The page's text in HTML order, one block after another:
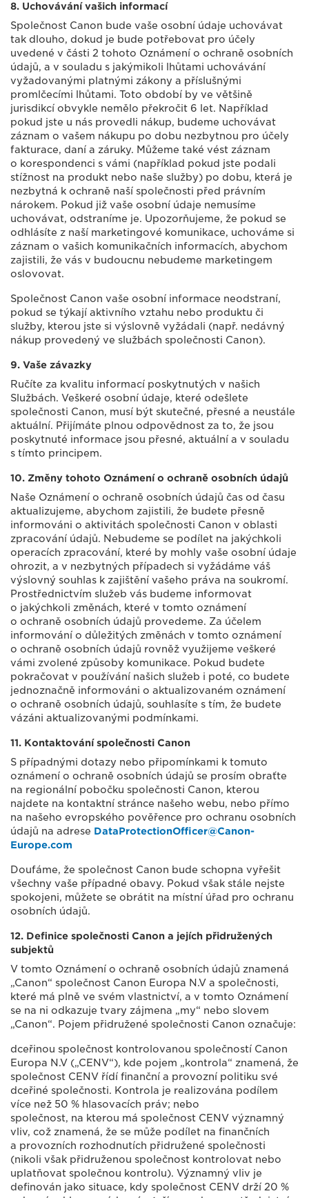
8. Uchovávání vašich informací
Společnost Canon bude vaše osobní údaje uchovávat
tak dlouho, dokud je bude potřebovat pro účely
uvedené v části 2 tohoto Oznámení o ochraně osobních
údajů, a v souladu s jakýmikoli lhůtami uchovávání
vyžadovanými platnými zákony a příslušnými
promlčecími lhůtami. Toto období by ve většině
jurisdikcí obvykle nemělo překročit 6 let. Například
pokud jste u nás provedli nákup, budeme uchovávat
záznam o vašem nákupu po dobu nezbytnou pro účely
fakturace, daní a záruky. Můžeme také vést záznam
o korespondenci s vámi (například pokud jste podali
stížnost na produkt nebo naše služby) po dobu, která je
nezbytná k ochraně naší společnosti před právním
nárokem. Pokud již vaše osobní údaje nemusíme
uchovávat, odstraníme je. Upozorňujeme, že pokud se
odhlásíte z naší marketingové komunikace, uchováme si
záznam o vašich komunikačních informacích, abychom
zajistili, že vás v budoucnu nebudeme marketingem
oslovovat.
Společnost Canon vaše osobní informace neodstraní,
pokud se týkají aktivního vztahu nebo produktu či
služby, kterou jste si výslovně vyžádali (např. nedávný
nákup provedený ve službách společnosti Canon).
9. Vaše závazky
Ručíte za kvalitu informací poskytnutých v našich
Službách. Veškeré osobní údaje, které odešlete
společnosti Canon, musí být skutečné, přesné a neustále
aktuální. Přijímáte plnou odpovědnost za to, že jsou
poskytnuté informace jsou přesné, aktuální a v souladu
s tímto principem.
10. Změny tohoto Oznámení o ochraně osobních údajů
Naše Oznámení o ochraně osobních údajů čas od času
aktualizujeme, abychom zajistili, že budete přesně
informováni o aktivitách společnosti Canon v oblasti
zpracování údajů. Nebudeme se podílet na jakýchkoli
operacích zpracování, které by mohly vaše osobní údaje
ohrozit, a v nezbytných případech si vyžádáme váš
výslovný souhlas k zajištění vašeho práva na soukromí.
Prostřednictvím služeb vás budeme informovat
o jakýchkoli změnách, které v tomto oznámení
o ochraně osobních údajů provedeme. Za účelem
informování o důležitých změnách v tomto oznámení
o ochraně osobních údajů rovněž využijeme veškeré
vámi zvolené způsoby komunikace. Pokud budete
pokračovat v používání našich služeb i poté, co budete
jednoznačně informováni o aktualizovaném oznámení
o ochraně osobních údajů, souhlasíte s tím, že budete
vázáni aktualizovanými podmínkami.
11. Kontaktování společnosti Canon
S případnými dotazy nebo připomínkami k tomuto
oznámení o ochraně osobních údajů se prosím obraťte
na regionální pobočku společnosti Canon, kterou
najdete na kontaktní stránce našeho webu, nebo přímo
na našeho evropského pověřence pro ochranu osobních
údajů na adrese DataProtectionOfficer@Canon-
Europe.com
Doufáme, že společnost Canon bude schopna vyřešit
všechny vaše případné obavy. Pokud však stále nejste
spokojeni, můžete se obrátit na místní úřad pro ochranu
osobních údajů.
12. Definice společnosti Canon a jejích přidružených
subjektů
V tomto Oznámení o ochraně osobních údajů znamená
„Canon“ společnost Canon Europa N.V a společnosti,
které má plně ve svém vlastnictví, a v tomto Oznámení
se na ni odkazuje tvary zájmena „my“ nebo slovem
„Canon“. Pojem přidružené společnosti Canon označuje:
dceřinou společnost kontrolovanou společností Canon
Europa N.V („CENV“), kde pojem „kontrola“ znamená, že
společnost CENV řídí finanční a provozní politiku své
dceřiné společnosti. Kontrola je realizována podílem
více než 50 % hlasovacích práv; nebo
společnost, na kterou má společnost CENV významný
vliv, což znamená, že se může podílet na finančních
a provozních rozhodnutích přidružené společnosti
(nikoli však přidruženou společnost kontrolovat nebo
uplatňovat společnou kontrolu). Významný vliv je
definován jako situace, kdy společnost CENV drží 20 %